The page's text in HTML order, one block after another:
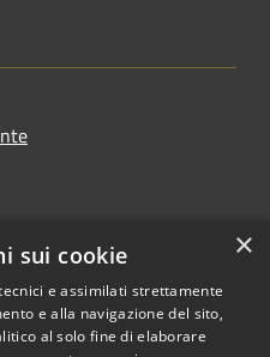
×
sui cookie
e assimilati strettamente
e alla navigazione del sito,
al solo fine di elaborare